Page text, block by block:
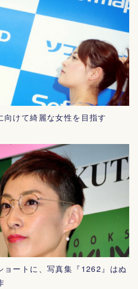
向けて綺麗な女性を目指す
ョートに、写真集『1262』はぬ